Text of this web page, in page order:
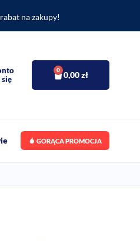
na zakupy!
0,00zł
0
GORĄCA PROMOCJA